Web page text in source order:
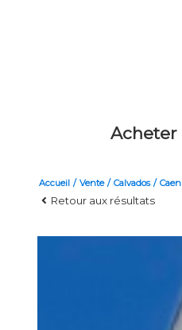
acheter
Accueil Vente Calvados Caen
Retour aux résultats